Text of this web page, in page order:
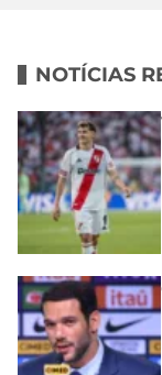
NOTÍCIAS